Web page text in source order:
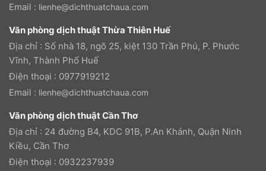
Email : lienhe@dichthuatchaua.com
Văn phòng dịch thuật Thừa Thiên Huế
Địa chỉ : Số nhà 18, ngõ 25, kiệt 130 Trần Phú, P. Phước
Vĩnh, Thành Phố Huế
Điện thoại : 0977919212
Email : lienhe@dichthuatchaua.com
Văn phòng dịch thuật Cần Thơ
Địa chỉ : 24 đường B4, KDC 91B, P.An Khánh, Quận Ninh
Kiều, Cần Thơ
Điện thoại : 0932237939